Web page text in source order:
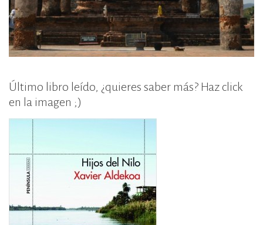
Último libro leído, ¿quieres saber más? Haz click
en la imagen ;)